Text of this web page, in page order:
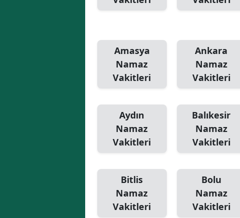
Amasya
Namaz
Vakitleri
Ankara
Namaz
Vakitleri
Aydın
Namaz
Vakitleri
Balıkesir
Namaz
Vakitleri
Bitlis
Namaz
Vakitleri
Bolu
Namaz
Vakitleri